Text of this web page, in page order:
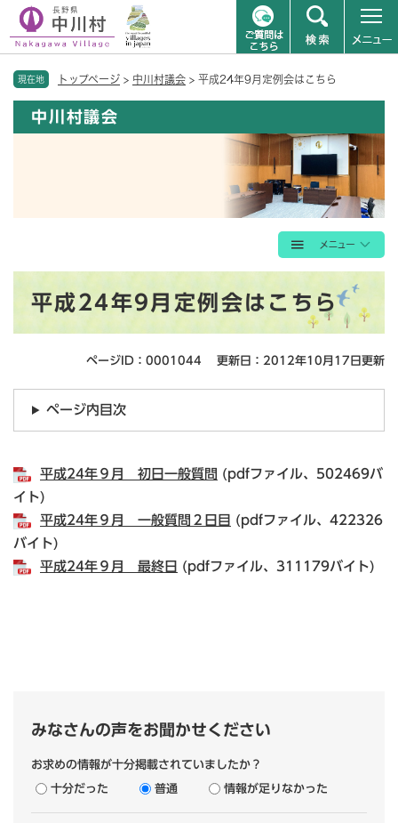
現在地 トップページ > 中川村議会 > 平成24年9月定例会はこちら
中川村議会
平成24年9月定例会はこちら
ページID：0001044 更新日：2012年10月17日更新
ページ内目次
平成24年９月 初日一般質問 (pdfファイル、502469バ
イト)
平成24年９月 一般質問２日目 (pdfファイル、422326
バイト)
平成24年９月 最終日 (pdfファイル、311179バイト)
みなさんの声をお聞かせください
お求めの情報が十分掲載されていましたか？
十分だった 普通 情報が足りなかった